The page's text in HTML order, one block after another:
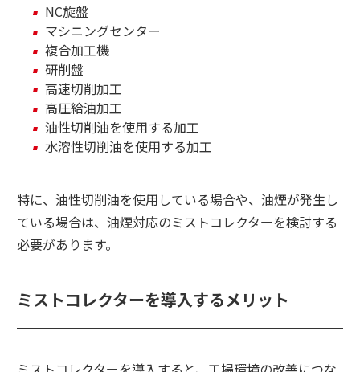
NC旋盤
マシニングセンター
複合加工機
研削盤
高速切削加工
高圧給油加工
油性切削油を使用する加工
水溶性切削油を使用する加工
特に、油性切削油を使用している場合や、油煙が発生し
ている場合は、油煙対応のミストコレクターを検討する
必要があります。
ミストコレクターを導入するメリット